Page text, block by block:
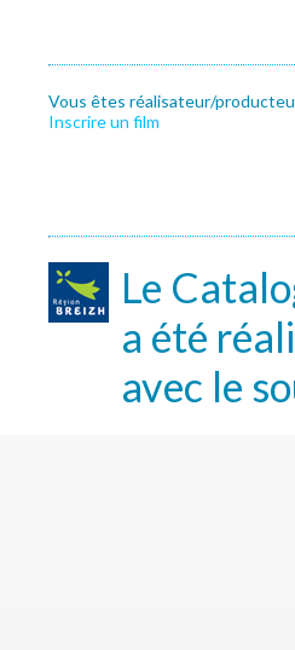
Vous êtes réalisateur/
Inscrire un film
Le
a été
avec le